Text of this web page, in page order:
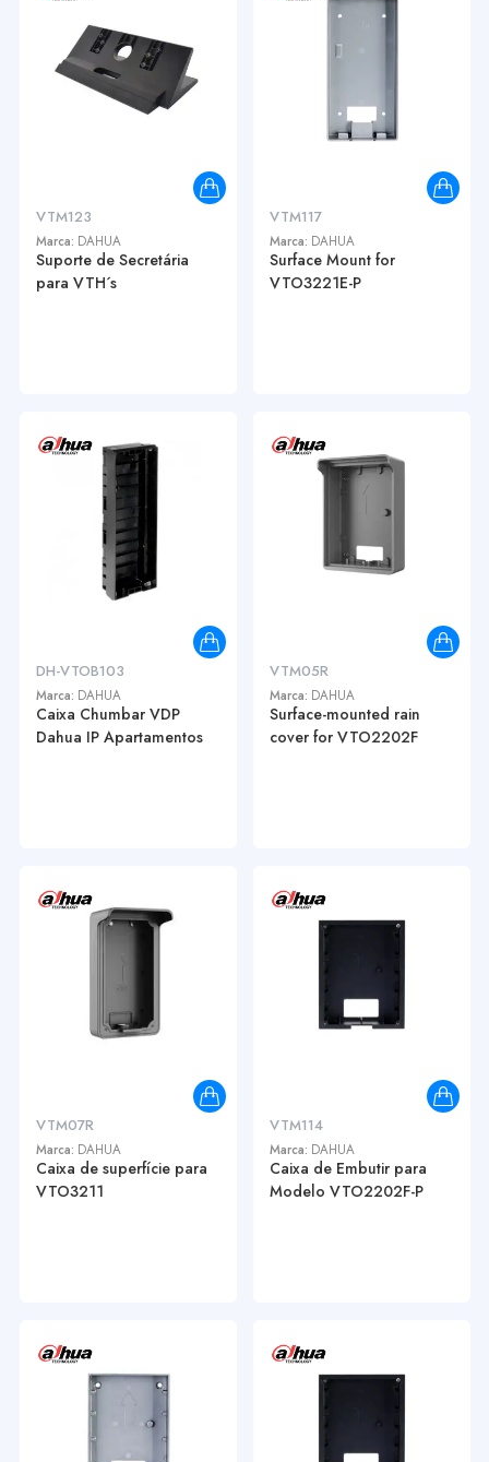
VTM123
Marca: DAHUA
Suporte de Secretária
para VTH´s
VTM117
Marca: DAHUA
Surface Mount for
VTO3221E-P
DH-VTOB103
Marca: DAHUA
Caixa Chumbar VDP
Dahua IP Apartamentos
VTM05R
Marca: DAHUA
Surface-mounted rain
cover for VTO2202F
VTM07R
Marca: DAHUA
Caixa de superfície para
VTO3211
VTM114
Marca: DAHUA
Caixa de Embutir para
Modelo VTO2202F-P